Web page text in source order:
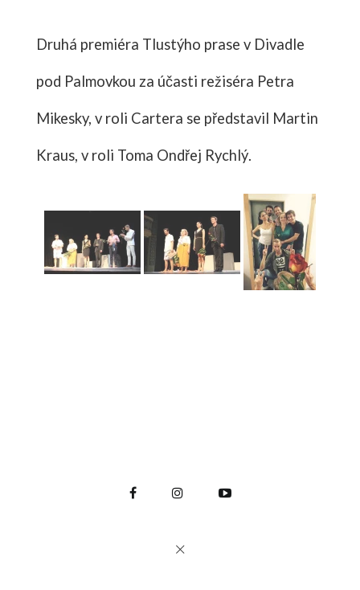
Druhá premiéra Tlustýho prase v Divadle
pod Palmovkou za účasti režiséra Petra
Mikesky, v roli Cartera se představil Martin
Kraus, v roli Toma Ondřej Rychlý.